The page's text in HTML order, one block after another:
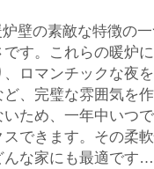
炉壁の素敵な特徴の
です。これらの暖炉
、ロマンチックな夜
ど、完璧な雰囲気を
いため、一年中いつ
スできます。その柔
んな家にも最適です